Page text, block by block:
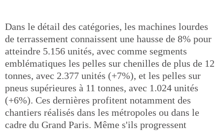
Dans le détail des catégories, les machines lourdes
de terrassement connaissent une hausse de 8% pour
atteindre 5.156 unités, avec comme segments
emblématiques les pelles sur chenilles de plus de 12
tonnes, avec 2.377 unités (+7%), et les pelles sur
pneus supérieures à 11 tonnes, avec 1.024 unités
(+6%). Ces dernières profitent notamment des
chantiers réalisés dans les métropoles ou dans le
cadre du Grand Paris. Même s'ils progressent